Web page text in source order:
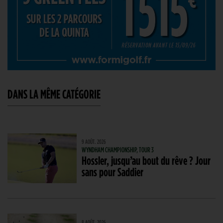
DANS LA MÊME CATÉGORIE
9 AOÛT. 2026
WYNDHAM CHAMPIONSHIP, TOUR 3
Hossler, jusqu’au bout du rêve ? Jour
sans pour Saddier